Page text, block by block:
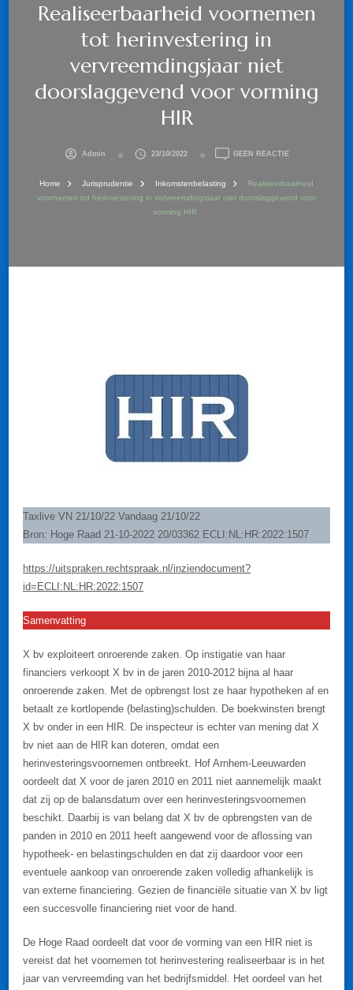
Realiseerbaarheid voornemen
tot herinvestering in
vervreemdingsjaar niet
doorslaggevend voor vorming
HIR
Admin 23/10/2022 GEEN REACTIEOP
TOT
Home Jurisprudentie Inkomstenbelasting
Realiseerbaarheid
voornemen tot herinvestering in vervreemdingsjaar niet doorslaggevend voor
vorming HIR
Taxlive VN 21/10/22 Vandaag 21/10/22
Bron: Hoge Raad 21-10-2022 20/03362 ECLI:NL:HR:2022:1507
https://uitspraken.rechtspraak.nl/inziendocument?
id=ECLI:NL:HR:2022:1507
Samenvatting
X bv exploiteert onroerende zaken. Op instigatie van haar
financiers verkoopt X bv in de jaren 2010-2012 bijna al haar
onroerende zaken. Met de opbrengst lost ze haar hypotheken af en
betaalt ze kortlopende (belasting)schulden. De boekwinsten brengt
X bv onder in een HIR. De inspecteur is echter van mening dat X
bv niet aan de HIR kan doteren, omdat een
herinvesteringsvoornemen ontbreekt. Hof Arnhem-Leeuwarden
oordeelt dat X voor de jaren 2010 en 2011 niet aannemelijk maakt
dat zij op de balansdatum over een herinvesteringsvoornemen
beschikt. Daarbij is van belang dat X bv de opbrengsten van de
panden in 2010 en 2011 heeft aangewend voor de aflossing van
hypotheek- en belastingschulden en dat zij daardoor voor een
eventuele aankoop van onroerende zaken volledig afhankelijk is
van externe financiering. Gezien de financiële situatie van X bv ligt
een succesvolle financiering niet voor de hand.
De Hoge Raad oordeelt dat voor de vorming van een HIR niet is
vereist dat het voornemen tot herinvestering realiseerbaar is in het
jaar van vervreemding van het bedrijfsmiddel. Het oordeel van het